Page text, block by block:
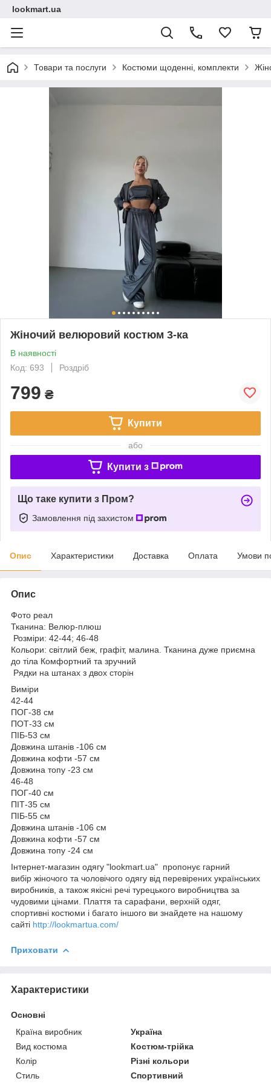
lookmart.ua
Товари та послуги Костюми щоденні, комплекти
Жіночий велюровий костюм 3-ка
В наявності
Код: 693
Роздріб
799 ₴
Купити
або
Купити з
Що таке купити з Пром?
Замовлення під захистом
Опис Характеристики Доставка Оплата Умови
Опис
Фото реал
Тканина: Велюр-плюш
Розміри: 42-44; 46-48
Кольори: світлий беж, графіт, малина. Тканина дуже приємна
до тіла Комфортний та зручний
Рядки на штанах з двох сторін
Виміри
42-44
ПОГ-38 см
ПОТ-33 см
ПІБ-53 см
Довжина штанів -106 см
Довжина кофти -57 см
Довжина топу -23 см
46-48
ПОГ-40 см
ПІТ-35 см
ПІБ-55 см
Довжина штанів -106 см
Довжина кофти -57 см
Довжина топу -24 см
Інтернет-магазин одягу "lookmart.ua" пропонує гарний
вибір жіночого та чоловічого одягу від перевірених українських
виробників, а також якісні речі турецького виробництва за
чудовими цінами. Плаття та сарафани, верхній одяг,
спортивні костюми і багато іншого ви знайдете на нашому
сайті http://lookmartua.com/
Приховати
Характеристики
Основні
Країна виробник
Україна
Вид костюма
Костюм-трійка
Колір
Різні кольори
Стиль
Спортивний